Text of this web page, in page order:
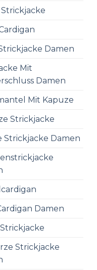
Damen
Mit
Damen
Mit Kapuze
Strickjacke
Strickjacke Damen
Damen
Strickjacke